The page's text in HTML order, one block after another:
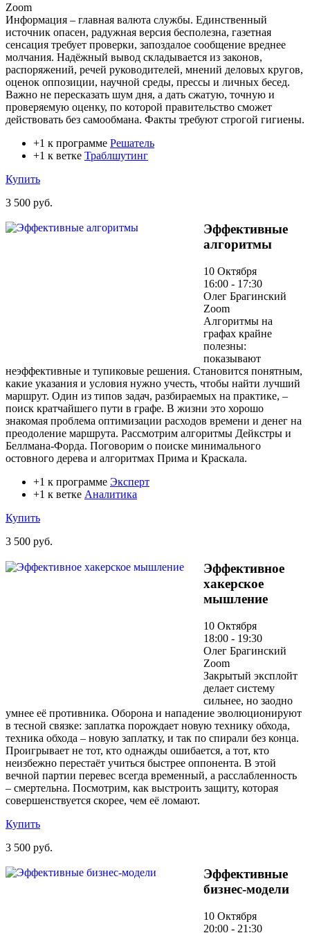
Zoom
Информация – главная валюта службы. Единственный
источник опасен, радужная версия бесполезна, газетная
сенсация требует проверки, запоздалое сообщение вреднее
молчания. Надёжный вывод складывается из законов,
распоряжений, речей руководителей, мнений деловых кругов,
оценок оппозиции, научной среды, прессы и личных бесед.
Важно не пересказать шум дня, а дать сжатую, точную и
проверяемую оценку, по которой правительство сможет
действовать без самообмана. Факты требуют строгой гигиены.
+1 к программе Решатель
+1 к ветке Траблшутинг
Купить
3 500 руб.
Эффективные
алгоритмы
10 Октября
16:00 - 17:30
Олег Брагинский
Zoom
Алгоритмы на
графах крайне
полезны:
показывают
неэффективные и тупиковые решения. Становится понятным,
какие указания и условия нужно учесть, чтобы найти лучший
маршрут. Один из типов задач, разбираемых на практике, –
поиск кратчайшего пути в графе. В жизни это хорошо
знакомая проблема оптимизации расходов времени и денег на
преодоление маршрута. Рассмотрим алгоритмы Дейкстры и
Беллмана-Форда. Поговорим о поиске минимального
остовного дерева и алгоритмах Прима и Краскала.
+1 к программе Эксперт
+1 к ветке Аналитика
Купить
3 500 руб.
Эффективное
хакерское
мышление
10 Октября
18:00 - 19:30
Олег Брагинский
Zoom
Закрытый эксплойт
делает систему
сильнее, но заодно
умнее её противника. Оборона и нападение эволюционируют
в тесной связке: заплатка порождает новую технику обхода,
техника обхода – новую заплатку, и так по спирали без конца.
Проигрывает не тот, кто однажды ошибается, а тот, кто
неизбежно перестаёт учиться быстрее оппонента. В этой
вечной партии перевес всегда временный, а расслабленность
– смертельна. Посмотрим, как выстроить защиту, которая
совершенствуется скорее, чем её ломают.
Купить
3 500 руб.
Эффективные
бизнес-модели
10 Октября
20:00 - 21:30